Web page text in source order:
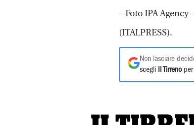
– Foto IPA Agency
(ITALPRESS).
Non lasciare
scegli
Il Tirrenoper